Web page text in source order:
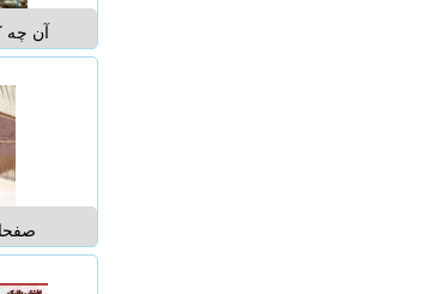
آن چه
تجربه
معلق
جذب
هیجان